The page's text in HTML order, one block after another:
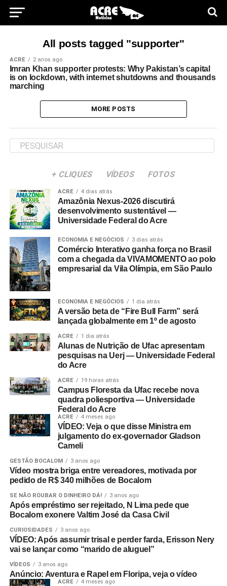
All posts tagged "supporter"
ACRE 2 anos ago
Imran Khan supporter protests: Why Pakistan’s capital
is on lockdown, with internet shutdowns and thousands
marching
MORE POSTS
+ CLIQUES VÍDEOS FOTOS
ACRE 4 dias atrás
Amazônia Nexus-2026 discutirá
desenvolvimento sustentável —
Universidade Federal do Acre
ECONOMIA E NEGÓCIOS 3 dias atrás
Comércio Interativo ganha força no Brasil
com a chegada da VIVAMOMENTO ao polo
empresarial da Vila Olímpia, em São Paulo
ECONOMIA E NEGÓCIOS 1 dia atrás
A versão beta de “Fire Bull Farm” será
lançada globalmente em 1º de agosto
ACRE 1 dia atrás
Alunas de Nutrição de Ufac apresentam
pesquisas na Uerj — Universidade Federal
do Acre
ACRE 19 horas atrás
Campus Floresta da Ufac recebe nova
quadra poliesportiva — Universidade
Federal do Acre
ACRE 4 meses ago
VÍDEO: Veja o que disse Ministra em
julgamento do ex-governador Gladson
Cameli
GESTÃO BOCALOM 3 anos ago
Vídeo mostra briga entre vereadores, motivada por
pedido de R$ 340 milhões de Bocalom
SE NÃO ROUBAR O DINHEIRO DÁ! 3 anos ago
Após empréstimo ser rejeitado, N Lima pede que
Bocalom exonere Valtim José da Casa Civil
CURIOSIDADES 3 anos ago
VÍDEO: Após assumir trisal e perder farda, Erisson Nery
vai se lançar como “marido de aluguel”
VÍDEOS 3 anos ago
Anúncio: Aventura e Rapel em Floripa, veja o vídeo
ACRE 4 meses ago